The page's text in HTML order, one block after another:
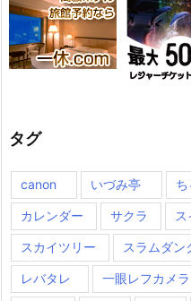
タグ
canon いづみ亭
カレンダー サクラ ス
スカイツリー スラムダン
レバタレ 一眼レフカメラ